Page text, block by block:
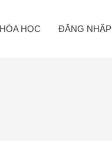
HỌC ĐĂNG NHẬP